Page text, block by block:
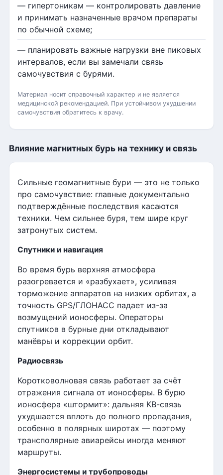
— гипертоникам — контролировать давление
и принимать назначенные врачом препараты
по обычной схеме;
— планировать важные нагрузки вне пиковых
интервалов, если вы замечали связь
самочувствия с бурями.
Материал носит справочный характер и не является
медицинской рекомендацией. При устойчивом ухудшении
самочувствия обратитесь к врачу.
Влияние магнитных бурь на технику и связь
Сильные геомагнитные бури — это не только
про самочувствие: главные документально
подтверждённые последствия касаются
техники. Чем сильнее буря, тем шире круг
затронутых систем.
Спутники и навигация
Во время бурь верхняя атмосфера
разогревается и «разбухает», усиливая
торможение аппаратов на низких орбитах, а
точность GPS/ГЛОНАСС падает из-за
возмущений ионосферы. Операторы
спутников в бурные дни откладывают
манёвры и коррекции орбит.
Радиосвязь
Коротковолновая связь работает за счёт
отражения сигнала от ионосферы. В бурю
ионосфера «штормит»: дальняя КВ-связь
ухудшается вплоть до полного пропадания,
особенно в полярных широтах — поэтому
трансполярные авиарейсы иногда меняют
маршруты.
Энергосистемы и трубопроводы